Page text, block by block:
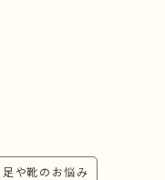
プ
足や靴のお悩み